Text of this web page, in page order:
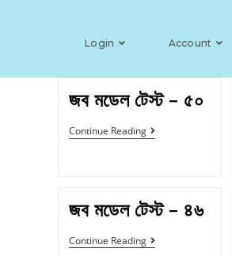
Login Account
জব মডেল টেস্ট – ৫০
Continue Reading
জব মডেল টেস্ট – ৪৬
Continue Reading